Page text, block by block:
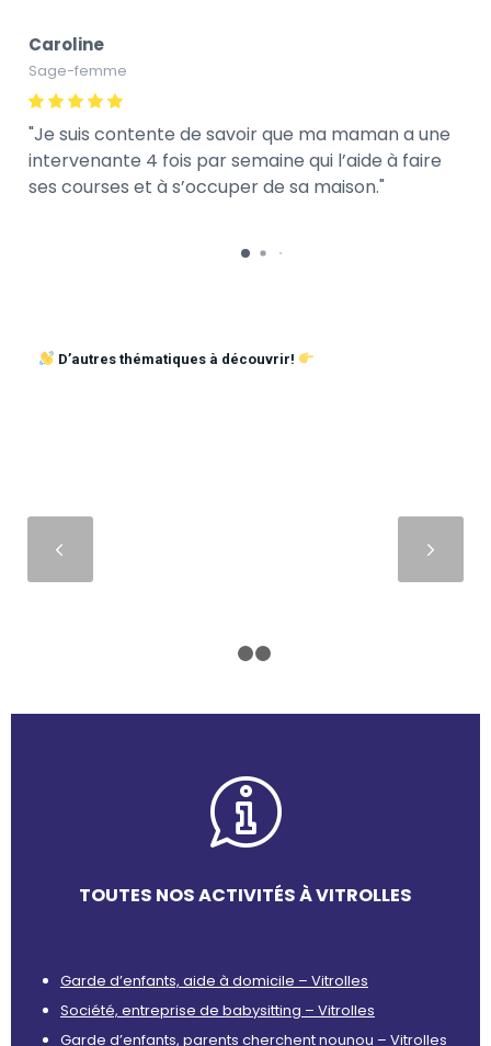
Caroline
Sage-femme
Je suis contente de savoir que ma maman a une
intervenante 4 fois par semaine qui l’aide à faire
ses courses et à s’occuper de sa maison.
D’autres thématiques à découvrir!
TOUTES NOS ACTIVITÉS À VITROLLES
Garde d’enfants, aide à domicile – Vitrolles
Société, entreprise de babysitting – Vitrolles
Garde d’enfants, parents cherchent nounou – Vitrolles